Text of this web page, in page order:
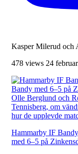
Kasper Milerud och
478 views 24
Hammarby IF
med 6–5 på